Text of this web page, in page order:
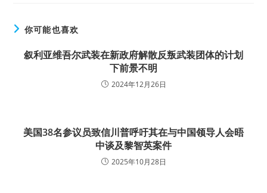
你可能也喜欢
叙利亚维吾尔武装在新政府解散反叛武装团体的计划
下前景不明
2024年12月26日
美国38名参议员致信川普呼吁其在与中国领导人会晤
中谈及黎智英案件
2025年10月28日